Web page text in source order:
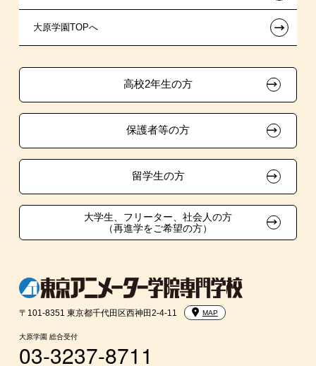
試験による特待生制度
認可校のメリット
特別推薦入学
生徒会活動推薦入学
在校生・卒業生紹介推薦入学
大学生・短期大学生特別入学
学費
入学前のお勧め学習システム
大学・短期大学・公務員併願制度
学生寮・マンションのご案内
大原学園グループ案内
各種証明書の発行ご希望の方
採用ご担当の方
大原学園TOPへ ←
高校2年生の方
保護者等の方
留学生の方
大学生、フリーター、社会人の方
（再進学をご希望の方）
〒101-8351 東京都千代田区西神田2-4-11 MAP
大原学園 総合受付
03-3237-8711